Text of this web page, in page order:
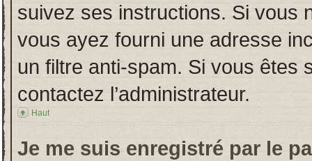
suivez ses instructions. Si vous
vous ayez fourni une adresse
un filtre anti-spam. Si vous êtes
contactez l’administrateur.
Haut
Je me suis enregistré par le